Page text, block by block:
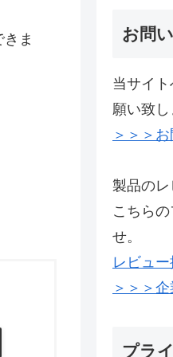
ま
お問
当サイ
願い致し
＞＞＞
製品の
こちら
せ。
レビュ
＞＞＞
プラ